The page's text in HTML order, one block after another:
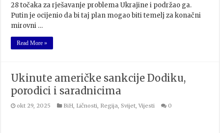
28 točaka za rješavanje problema Ukrajine i podržao ga.
Putin je ocijenio da bi taj plan mogao biti temelj za konačni
mirovni …
Read More »
Ukinute američke sankcije Dodiku,
porodici i saradnicima
okt 29, 2025 BiH, Ličnosti, Regija,Svijet,Vijesti 0